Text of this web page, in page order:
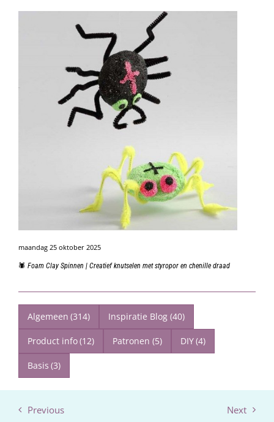
maandag 25 oktober 2025
🕷️ Foam Clay Spinnen | Creatief knutselen met styropor en chenille draad
Algemeen (314) Inspiratie Blog (40)
Product info(12) Patronen (5) DIY(4)
Basis (3)
Previous Next